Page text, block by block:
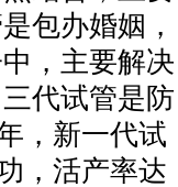
包办婚姻，
，主要解决
代试管是防
，新一代试
，活产率达